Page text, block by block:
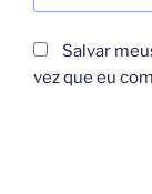
Salvar
vez que eu